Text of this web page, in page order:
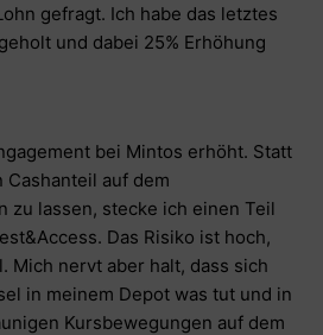
gefragt. Ich habe das letztes
und dabei 25% Erhöhung
bei Mintos erhöht. Statt
Cashanteil auf dem
zu lassen, stecke ich einen Teil
Das Risiko ist hoch,
Mich nervt aber halt, dass sich
in meinem Depot was tut und in
Kursbewegungen auf dem